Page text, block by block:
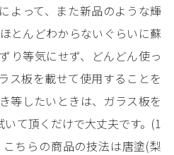
よって、また新品のような輝
とんどわからないぐらいに蘇
り等気にせず、どんどん使っ
ス板を載せて使用することを
等したいときは、ガラス板を
て頂くだけで大丈夫です。(1
ちらの商品の技法は唐塗(梨